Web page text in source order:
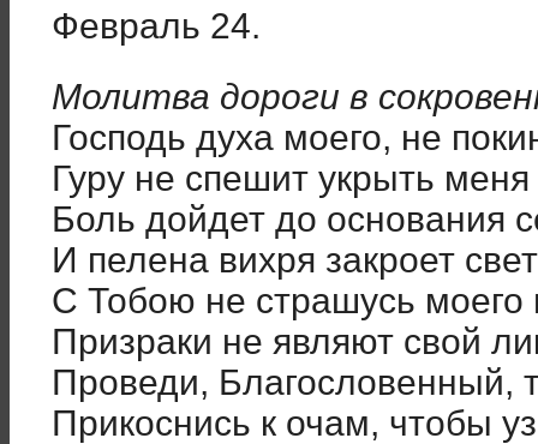
Февраль 24.
Молитва дороги в
Господь духа моего, не
Гуру не спешит укрыть
Боль дойдет до основания
И пелена вихря закроет
С Тобою не страшусь моего
Призраки не являют свой
Проведи, Благословенный,
Прикоснись к очам, чтобы